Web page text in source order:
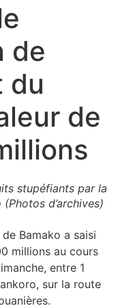
de
du
de
stupéfiants par la
d’archives)
Bamako a saisi
millions au cours
entre 1
sur la route